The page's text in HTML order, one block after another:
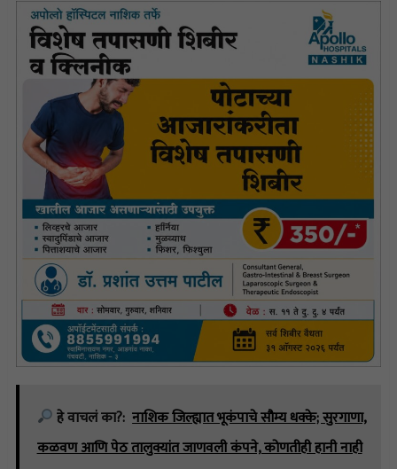
हे वाचलं का?: नाशिक जिल्ह्यात भूकंपाचे सौम्य धक्के; सुरगाणा,
कळवण आणि पेठ तालुक्यांत जाणवली कंपने, कोणतीही हानी नाही